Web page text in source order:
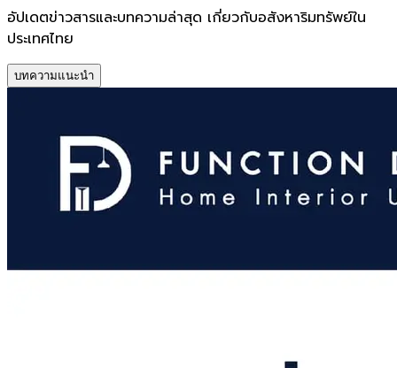
อัปเดตข่าวสารและบทความล่าสุด เกี่ยวกับอสังหาริมทรัพย์ใน
ประเทศไทย
บทความแนะนำ